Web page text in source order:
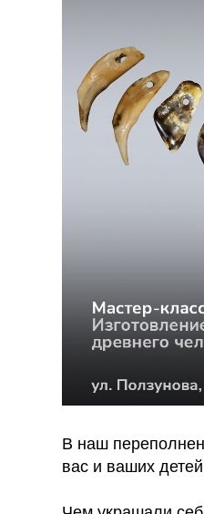
В наш
вас и ваших